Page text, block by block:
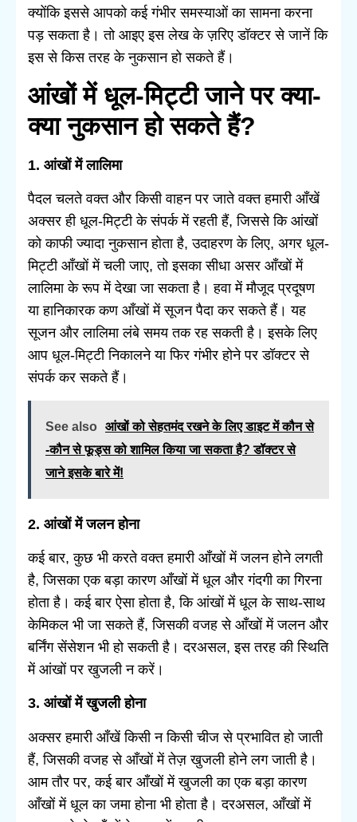
क्योंकि इससे आपको कई गंभीर समस्याओं का सामना करना
पड़ सकता है। तो आइए इस लेख के ज़रिए डॉक्टर से जानें कि
इस से किस तरह के नुकसान हो सकते हैं।
आंखों में धूल-मिट्टी जाने पर क्या-
क्या नुकसान हो सकते हैं?
1. आंखों में लालिमा
पैदल चलते वक्त और किसी वाहन पर जाते वक्त हमारी आँखें
अक्सर ही धूल-मिट्टी के संपर्क में रहती हैं, जिससे कि आंखों
को काफी ज्यादा नुकसान होता है, उदाहरण के लिए, अगर धूल-
मिट्टी आँखों में चली जाए, तो इसका सीधा असर आँखों में
लालिमा के रूप में देखा जा सकता है। हवा में मौजूद प्रदूषण
या हानिकारक कण आँखों में सूजन पैदा कर सकते हैं। यह
सूजन और लालिमा लंबे समय तक रह सकती है। इसके लिए
आप धूल-मिट्टी निकालने या फिर गंभीर होने पर डॉक्टर से
संपर्क कर सकते हैं।
See also
आंखों को सेहतमंद रखने के लिए डाइट में कौन से
-कौन से फूड्स को शामिल किया जा सकता है? डॉक्टर से
जाने इसके बारे में!
2. आंखों में जलन होना
कई बार, कुछ भी करते वक्त हमारी आँखों में जलन होने लगती
है, जिसका एक बड़ा कारण आँखों में धूल और गंदगी का गिरना
होता है। कई बार ऐसा होता है, कि आंखों में धूल के साथ-साथ
केमिकल भी जा सकते हैं, जिसकी वजह से आँखों में जलन और
बर्निंग सेंसेशन भी हो सकती है। दरअसल, इस तरह की स्थिति
में आंखों पर खुजली न करें।
3. आंखों में खुजली होना
अक्सर हमारी आँखें किसी न किसी चीज से प्रभावित हो जाती
हैं, जिसकी वजह से आँखों में तेज़ खुजली होने लग जाती है।
आम तौर पर, कई बार आँखों में खुजली का एक बड़ा कारण
आँखों में धूल का जमा होना भी होता है। दरअसल, आँखों में